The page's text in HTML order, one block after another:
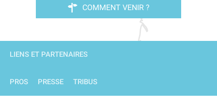
COMMENT VENIR ?
LIENS ET PARTENAIRES
PROS PRESSE TRIBUS